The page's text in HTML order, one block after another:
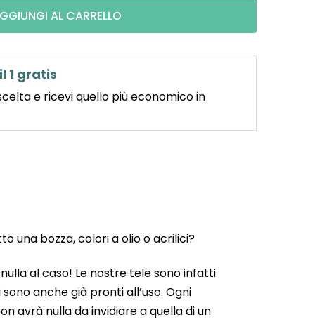
AL CARRELLO
1 gratis
e ricevi quello più economico in
una bozza, colori a olio o acrilici?
al caso! Le nostre tele sono infatti
anche già pronti all’uso. Ogni
avrà nulla da invidiare a quella di un